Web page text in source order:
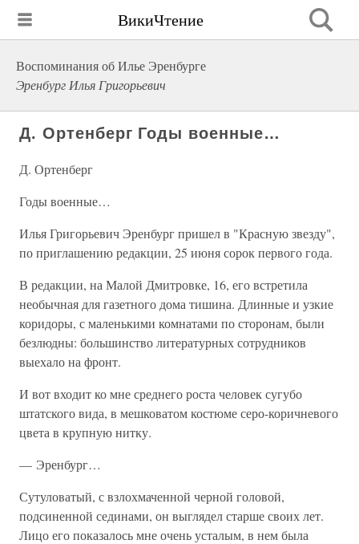
ВикиЧтение
Воспоминания об Илье Эренбурге
Эренбург Илья Григорьевич
Д. Ортенберг Годы военные…
Д. Ортенберг
Годы военные…
Илья Григорьевич Эренбург пришел в "Красную звезду",
по приглашению редакции, 25 июня сорок первого года.
В редакции, на Малой Дмитровке, 16, его встретила
необычная для газетного дома тишина. Длинные и узкие
коридоры, с маленькими комнатами по сторонам, были
безлюдны: большинство литературных сотрудников
выехало на фронт.
И вот входит ко мне среднего роста человек сугубо
штатского вида, в мешковатом костюме серо-коричневого
цвета в крупную нитку.
— Эренбург…
Сутуловатый, с взлохмаченной черной головой,
подсиненной сединами, он выглядел старше своих лет.
Лицо его показалось мне очень усталым, в нем была